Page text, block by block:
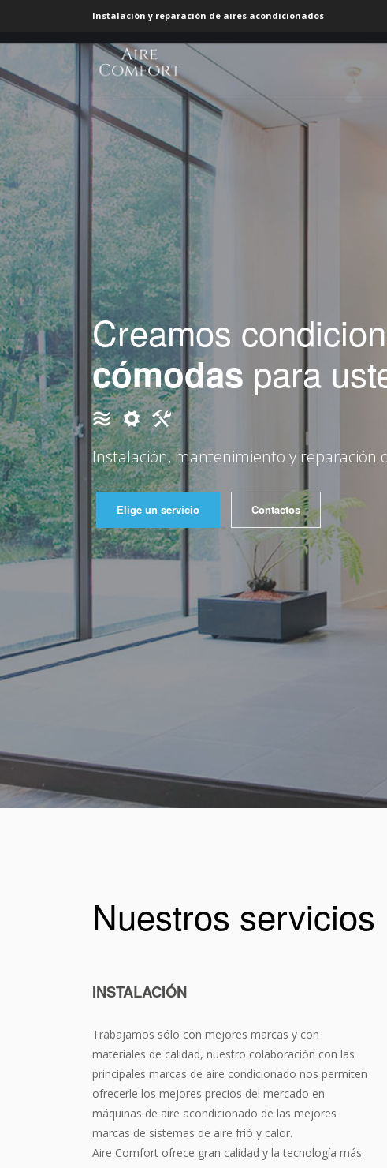
Instalación y reparación de aires acondicionados
Creamos
cómodas para
Instalación, mantenimiento y reparación
Еlige un servicio Contactos
Nuestros servicios
INSTALACIÓN
Trabajamos sólo con mejores marcas y con
materiales de calidad, nuestro colaboración con las
principales marcas de aire condicionado nos permiten
ofrecerle los mejores precios del mercado en
máquinas de aire acondicionado de las mejores
marcas de sistemas de aire frió y calor.
Aire Comfort ofrece gran calidad y la tecnología más